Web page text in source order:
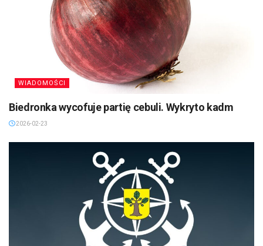
WIADOMOŚCI
Biedronka wycofuje partię cebuli. Wykryto kadm
2026-02-23